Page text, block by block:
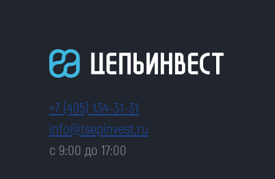
+7 (495) 134-31-31
info@tsepinvest.ru
с 9:00 до 17:00